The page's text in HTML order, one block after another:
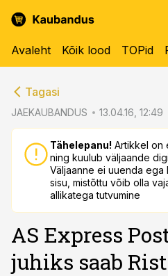
Avaleht Kõik lood TOPid
Tagasi
JAEKAUBANDUS 13.04.16, 12:49
Tähelepanu! Artikkel on
ning kuulub väljaande
Väljaanne ei uuenda ega
sisu, mistõttu võib olla
allikatega tutvumine
AS Express
juhiks saab